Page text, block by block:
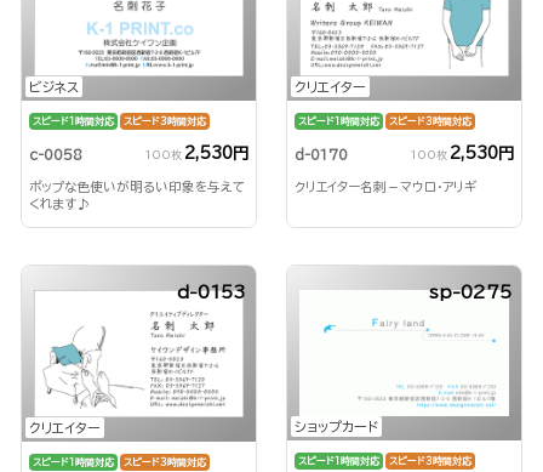
ビジネス
スピード1時間対応 スピード3時間対応
c-0058 100枚 2,530円
ポップな色使いが明るい印象を与えて
くれます♪
クリエイター
スピード1時間対応 スピード3時間対応
d-0170 100枚 2,530円
クリエイター名刺－マウロ・アリギ
クリエイター
d-0153
スピード1時間対応 スピード3時間対応
ショップカード
sp-0275
スピード1時間対応 スピード3時間対応